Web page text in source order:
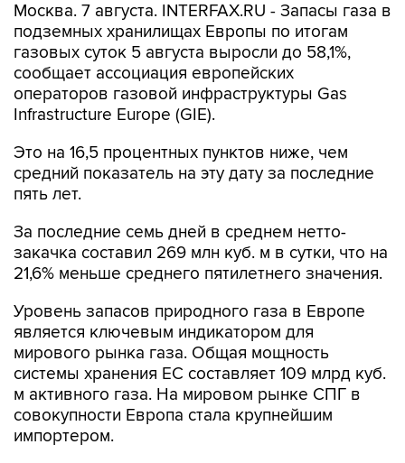
Москва. 7 августа. INTERFAX.RU - Запасы газа в
подземных хранилищах Европы по итогам
газовых суток 5 августа выросли до 58,1%,
сообщает ассоциация европейских
операторов газовой инфраструктуры Gas
Infrastructure Europe (GIE).
Это на 16,5 процентных пунктов ниже, чем
средний показатель на эту дату за последние
пять лет.
За последние семь дней в среднем нетто-
закачка составил 269 млн куб. м в сутки, что на
21,6% меньше среднего пятилетнего значения.
Уровень запасов природного газа в Европе
является ключевым индикатором для
мирового рынка газа. Общая мощность
системы хранения ЕС составляет 109 млрд куб.
м активного газа. На мировом рынке СПГ в
совокупности Европа стала крупнейшим
импортером.